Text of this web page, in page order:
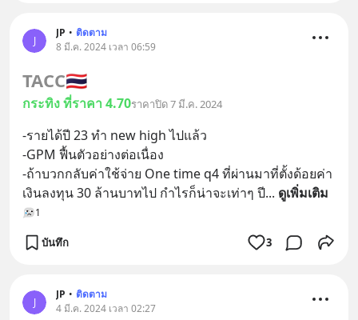
J
JP • ติดตาม
8 มี.ค. 2024 เวลา 06:59
TACC🇹🇭
กระทิง ที่ราคา 4.70ราคาปิด 7 มี.ค. 2024
-รายได้ปี 23 ทำ new high ไปแล้ว
-GPM ฟื้นตัวอย่างต่อเนื่อง
-ถ้าบวกกลับค่าใช้จ่าย One time q4 ที่ผ่านมาที่ตั้งด้อยค่า
เงินลงทุน 30 ล้านบาทไป กำไรก็น่าจะเท่าๆ ปี... ดูเพิ่มเติม
1
บันทึก 3
J
JP • ติดตาม
4 มี.ค. 2024 เวลา 02:27